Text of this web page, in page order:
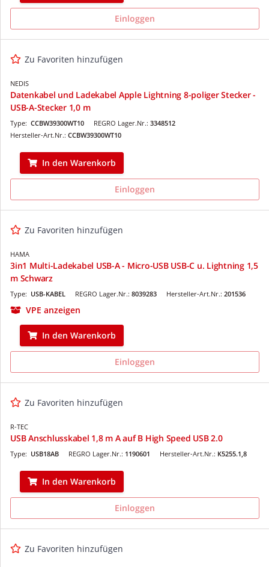
Einloggen
Zu Favoriten hinzufügen
NEDIS
Datenkabel und Ladekabel Apple Lightning 8-poliger Stecker -
USB-A-Stecker 1,0 m
REGRO Lager.Nr.: 3348512
Type: CCBW39300WT10
Hersteller-Art.Nr.: CCBW39300WT10
In den Warenkorb
Einloggen
Zu Favoriten hinzufügen
HAMA
3in1 Multi-Ladekabel USB-A - Micro-USB USB-C u. Lightning 1,5
m Schwarz
REGRO Lager.Nr.: 8039283
Type: USB-KABEL Hersteller-Art.Nr.: 201536
VPE anzeigen
In den Warenkorb
Einloggen
Zu Favoriten hinzufügen
R-TEC
USB Anschlusskabel 1,8 m A auf B High Speed USB 2.0
REGRO Lager.Nr.: 1190601
Type: USB18AB Hersteller-Art.Nr.: K5255.1,8
In den Warenkorb
Einloggen
Zu Favoriten hinzufügen